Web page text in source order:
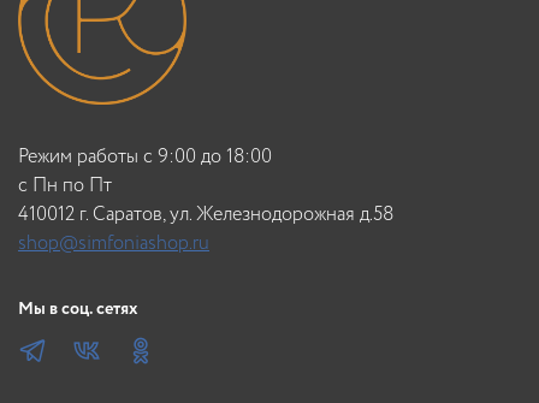
Режим работы с 9:00 до 18:00
c Пн по Пт
410012 г. Саратов, ул. Железнодорожная д.58
shop@simfoniashop.ru
Мы в соц. сетях